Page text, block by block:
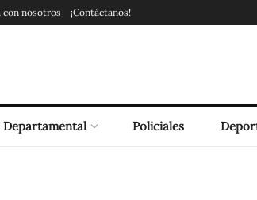
con nosotros ¡Contáctanos!
Departamental Policiales